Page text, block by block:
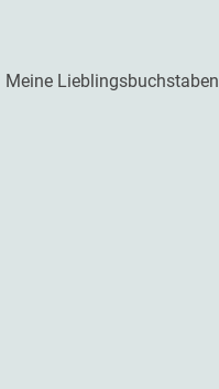
Meine Lieblingsbuchstaben